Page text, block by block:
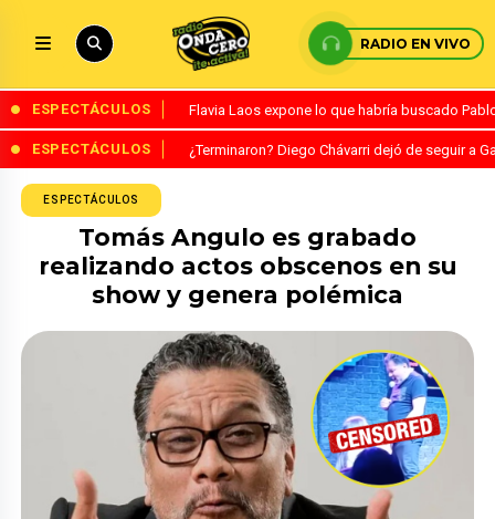
RADIO EN VIVO
ESPECTÁCULOS Flavia Laos expone lo que habría buscado
ESPECTÁCULOS ¿Terminaron? Diego Chávarri dejó de seguir a
ESPECTÁCULOS
Tomás Angulo es grabado
realizando actos obscenos en su
show y genera polémica